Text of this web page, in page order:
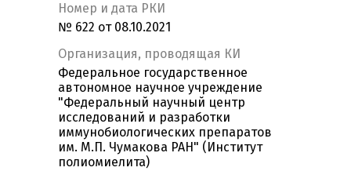
Номер и дата РКИ
№ 622 от 08.10.2021
Организация, проводящая КИ
Федеральное государственное
автономное научное учреждение
"Федеральный научный центр
исследований и разработки
иммунобиологических препаратов
им. М.П. Чумакова РАН" (Институт
полиомиелита)